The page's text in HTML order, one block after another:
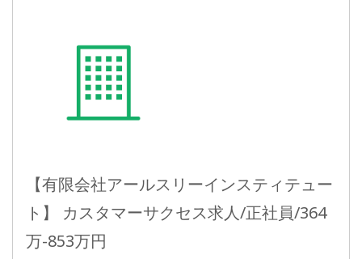
【有限会社アールスリーインスティテュー
ト】 カスタマーサクセス求人/正社員/364
万-853万円